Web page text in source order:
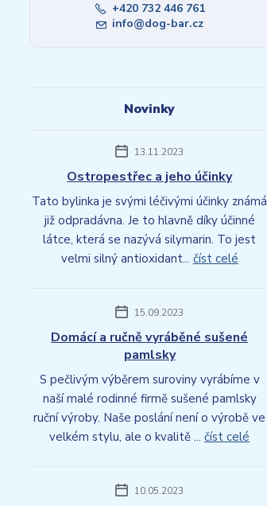
+420 732 446 761
info@dog-bar.cz
Novinky
13.11.2023
Ostropestřec a jeho účinky
Tato bylinka je svými léčivými účinky známá
již odpradávna. Je to hlavně díky účinné
látce, která se nazývá silymarin. To jest
velmi silný antioxidant... číst celé
15.09.2023
Domácí a ručně vyráběné sušené
pamlsky
S pečlivým výběrem suroviny vyrábíme v
naší malé rodinné firmě sušené pamlsky
ruční výroby. Naše poslání není o výrobě ve
velkém stylu, ale o kvalitě ...číst celé
10.05.2023